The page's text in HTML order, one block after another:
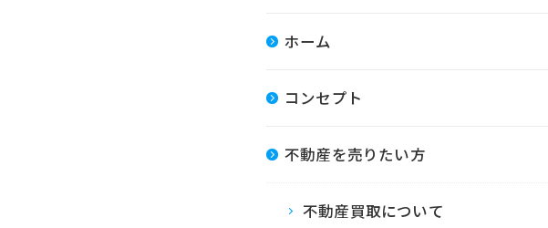
ホーム
コンセプト
不動産を売りたい方
不動産買取について